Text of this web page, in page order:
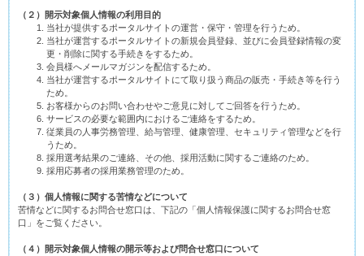
（２）開示対象個人情報の利用目的
当社が提供するポータルサイトの運営・保守・管理を行うため。
当社が運営するポータルサイトの新規会員登録、並びに会員登録情報の変
更・削除に関する手続きをするため。
会員様へメールマガジンを配信するため。
当社が運営するポータルサイトにて取り扱う商品の販売・手続き等を行う
ため。
お客様からのお問い合わせやご意見に対してご回答を行うため。
サービスの必要な範囲内におけるご連絡をするため。
従業員の人事労務管理、給与管理、健康管理、セキュリティ管理などを行
うため。
採用選考結果のご連絡、その他、採用活動に関するご連絡のため。
採用応募者の採用業務管理のため。
（３）個人情報に関する苦情などについて
苦情などに関するお問合せ窓口は、下記の「個人情報保護に関するお問合せ窓
口」をご覧ください。
（４）開示対象個人情報の開示等および問合せ窓口について